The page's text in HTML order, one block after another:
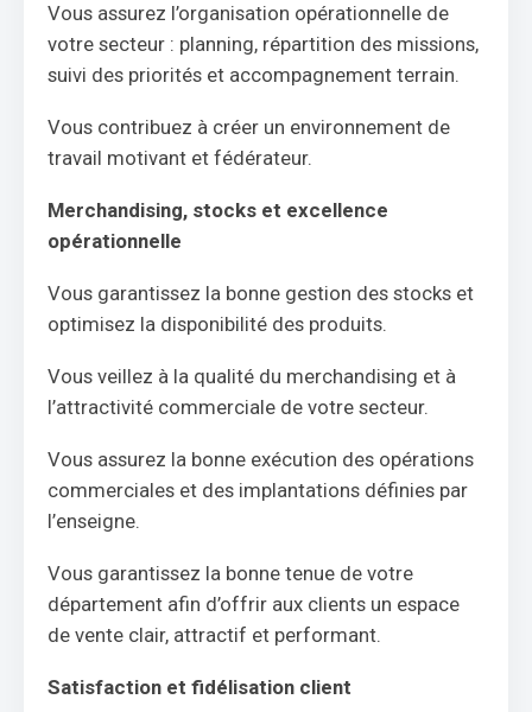
Vous assurez l’organisation opérationnelle de
votre secteur : planning, répartition des missions,
suivi des priorités et accompagnement terrain.
Vous contribuez à créer un environnement de
travail motivant et fédérateur.
Merchandising, stocks et excellence
opérationnelle
Vous garantissez la bonne gestion des stocks et
optimisez la disponibilité des produits.
Vous veillez à la qualité du merchandising et à
l’attractivité commerciale de votre secteur.
Vous assurez la bonne exécution des opérations
commerciales et des implantations définies par
l’enseigne.
Vous garantissez la bonne tenue de votre
département afin d’offrir aux clients un espace
de vente clair, attractif et performant.
Satisfaction et fidélisation client